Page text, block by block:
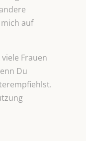
auf
Frauen
Du